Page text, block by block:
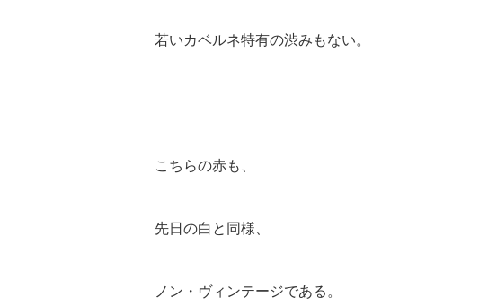
若いカベルネ特有の渋みもない。
こちらの赤も、
先日の白と同様、
ノン・ヴィンテージである。